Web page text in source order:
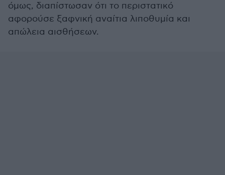
όμως, διαπίστωσαν ότι το περιστατικό
αφορούσε ξαφνική αναίτια λιποθυμία και
απώλεια αισθήσεων.